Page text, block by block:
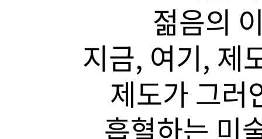
젊음의
지금, 여기, 제
제도가 그러
흡혈하는 미